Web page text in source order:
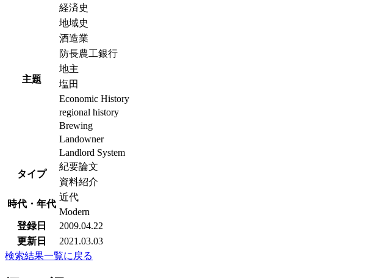
主題
経済史
地域史
酒造業
防長農工銀行
地主
塩田
Economic History
regional history
Brewing
Landowner
Landlord System
タイプ
紀要論文
資料紹介
時代・年代
近代
Modern
登録日
2009.04.22
更新日
2021.03.03
検索結果一覧に戻る